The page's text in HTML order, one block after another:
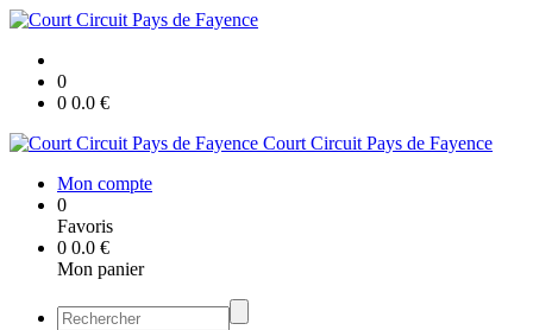
0
0 0.0 €
Court Circuit Pays de Fayence
Mon compte
0
Favoris
0 0.0 €
Mon panier